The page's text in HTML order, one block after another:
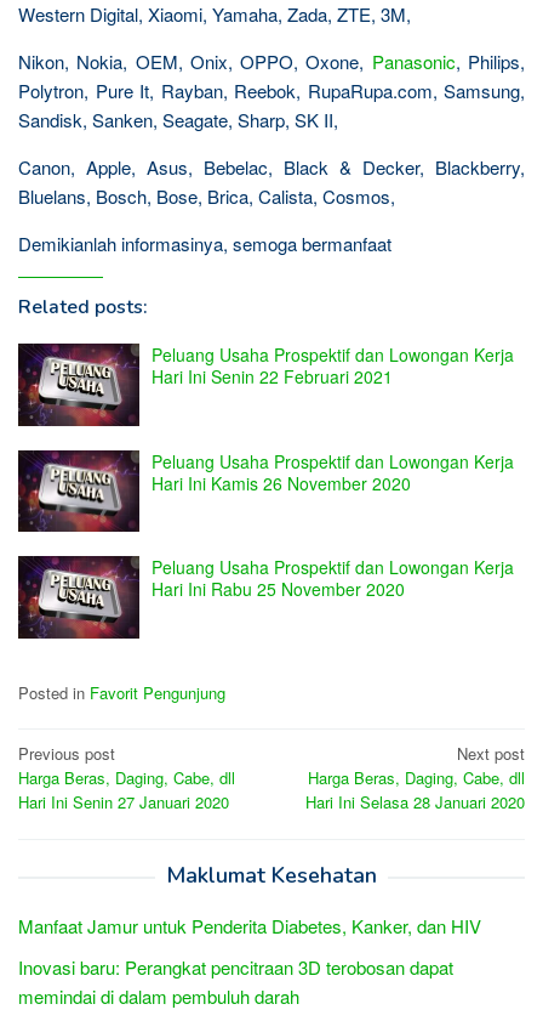
Western Digital, Xiaomi, Yamaha, Zada, ZTE, 3M,
Nikon, Nokia, OEM, Onix, OPPO, Oxone, Panasonic, Philips,
Polytron, Pure It, Rayban, Reebok, RupaRupa.com, Samsung,
Sandisk, Sanken, Seagate, Sharp, SK II,
Canon, Apple, Asus, Bebelac, Black & Decker, Blackberry,
Bluelans, Bosch, Bose, Brica, Calista, Cosmos,
Demikianlah informasinya, semoga bermanfaat
Related posts:
Peluang Usaha Prospektif dan Lowongan Kerja
Hari Ini Senin 22 Februari 2021
Peluang Usaha Prospektif dan Lowongan Kerja
Hari Ini Kamis 26 November 2020
Peluang Usaha Prospektif dan Lowongan Kerja
Hari Ini Rabu 25 November 2020
Posted in Favorit Pengunjung
Post
navigation
Previous post
Harga Beras, Daging, Cabe, dll
Hari Ini Senin 27 Januari 2020
Next post
Harga Beras, Daging, Cabe, dll
Hari Ini Selasa 28 Januari 2020
Maklumat Kesehatan
Manfaat Jamur untuk Penderita Diabetes, Kanker, dan HIV
Inovasi baru: Perangkat pencitraan 3D terobosan dapat
memindai di dalam pembuluh darah